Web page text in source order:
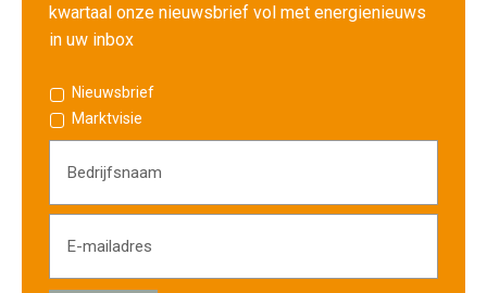
kwartaal onze nieuwsbrief vol met energienieuws
in uw inbox
Nieuwsbrief
Marktvisie